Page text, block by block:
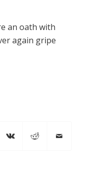
an oath with
again gripe